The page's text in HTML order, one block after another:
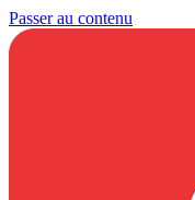
Passer au contenu